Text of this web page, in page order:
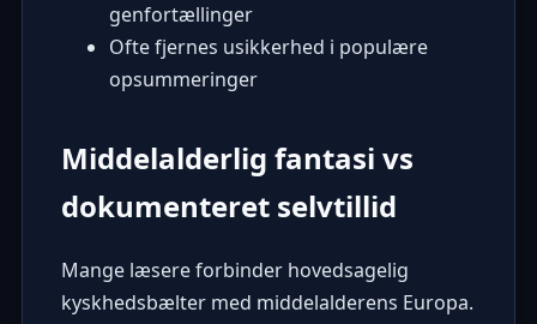
genfortællinger
Ofte fjernes usikkerhed i populære
opsummeringer
Middelalderlig fantasi vs
dokumenteret selvtillid
Mange læsere forbinder hovedsagelig
kyskhedsbælter med middelalderens Europa.